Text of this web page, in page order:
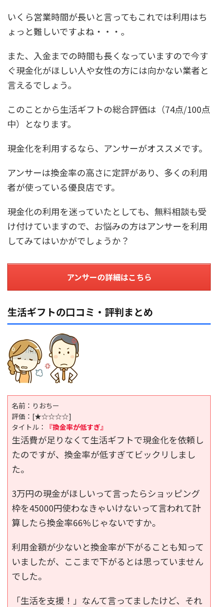
いくら営業時間が長いと言ってもこれでは利用はち
ょっと難しいですよね・・・。
また、入金までの時間も長くなっていますので今す
ぐ現金化がほしい人や女性の方には向かない業者と
言えるでしょう。
このことから生活ギフトの総合評価は （74点/100点
中） となります。
現金化を利用するなら、アンサーがオススメです。
アンサーは換金率の高さに定評があり、多くの利用
者が使っている優良店です。
現金化の利用を迷っていたとしても、無料相談も受
け付けていますので、お悩みの方はアンサーを利用
してみてはいかがでしょうか？
アンサーの詳細はこちら
生活ギフトの口コミ・評判まとめ
名前：りおちー
評価： [★☆☆☆☆]
タイトル：
『換金率が低すぎ』
生活費が足りなくて生活ギフトで現金化を依頼し
たのですが、換金率が低すぎてビックリしまし
た。
3万円の現金がほしいって言ったらショッピング
枠を45000円使わなきゃいけないって言われて計
算したら換金率66%じゃないですか。
利用金額が少ないと換金率が下がることも知って
いましたが、ここまで下がるとは思っていません
でした。
「生活を支援！」なんて言ってましたけど、それ